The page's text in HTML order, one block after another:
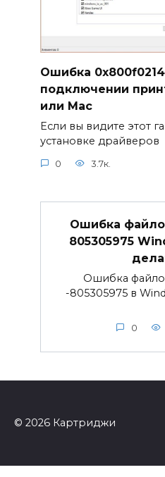
Ошибка
подключении
или Mac
Если вы видите этот
установке драйверов
0 3.7к.
Ошибка
805305975
Ошибка
-805305975 в
0
© 2026 Картриджи